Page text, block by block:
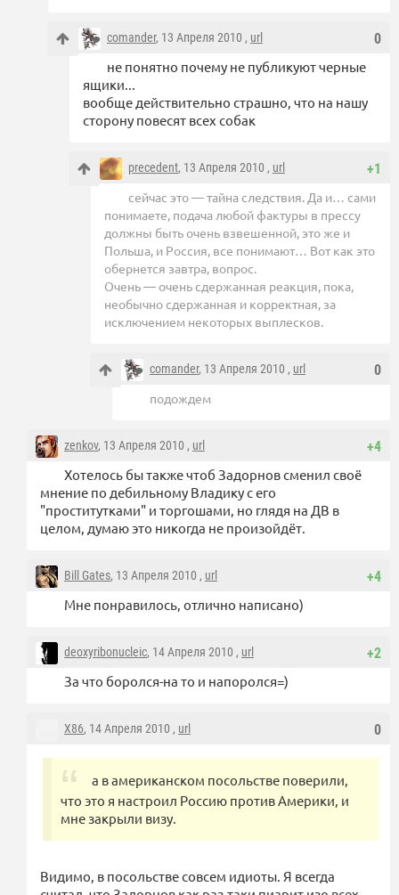
0
comander, 13 Апреля 2010 , url
не понятно почему не публикуют черные
ящики...
вообще действительно страшно, что на нашу
сторону повесят всех собак
+1
precedent, 13 Апреля 2010 , url
сейчас это — тайна следствия. Да и… сами
понимаете, подача любой фактуры в прессу
должны быть очень взвешенной, это же и
Польша, и Россия, все понимают… Вот как это
обернется завтра, вопрос.
Очень — очень сдержанная реакция, пока,
необычно сдержанная и корректная, за
исключением некоторых выплесков.
0
comander, 13 Апреля 2010 , url
подождем
+4
zenkov, 13 Апреля 2010 , url
Хотелось бы также чтоб Задорнов сменил своё
мнение по дебильному Владику с его
"проститутками" и торгошами, но глядя на ДВ в
целом, думаю это никогда не произойдёт.
+4
Bill Gates, 13 Апреля 2010 , url
Мне понравилось, отлично написано)
+2
deoxyribonucleic, 14 Апреля 2010 , url
За что боролся-на то и напоролся=)
0
X86, 14 Апреля 2010 , url
а в американском посольстве поверили,
что это я настроил Россию против Америки, и
мне закрыли визу.
Видимо, в посольстве совсем идиоты. Я всегда